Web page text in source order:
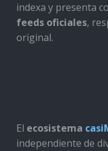
indexa y presenta
feeds oficiales,
original.
El ecosistema
independiente de